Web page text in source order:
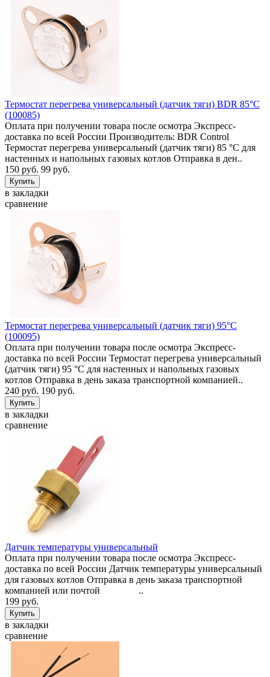
Термостат перегрева универсальный (датчик тяги) BDR 85°C
(100085)
Оплата при получении товара после осмотра Экспресс-
доставка по всей России Производитель: BDR Control
Термостат перегрева универсальный (датчик тяги) 85 °C для
настенных и напольных газовых котлов Отправка в ден..
150 руб. 99 руб.
в закладки
сравнение
Термостат перегрева универсальный (датчик тяги) 95°C
(100095)
Оплата при получении товара после осмотра Экспресс-
доставка по всей России Термостат перегрева универсальный
(датчик тяги) 95 °C для настенных и напольных газовых
котлов Отправка в день заказа транспортной компанией..
240 руб. 190 руб.
в закладки
сравнение
Датчик температуры универсальный
Оплата при получении товара после осмотра Экспресс-
доставка по всей России Датчик температуры универсальный
для газовых котлов Отправка в день заказа транспортной
компанией или почтой ..
199 руб.
в закладки
сравнение